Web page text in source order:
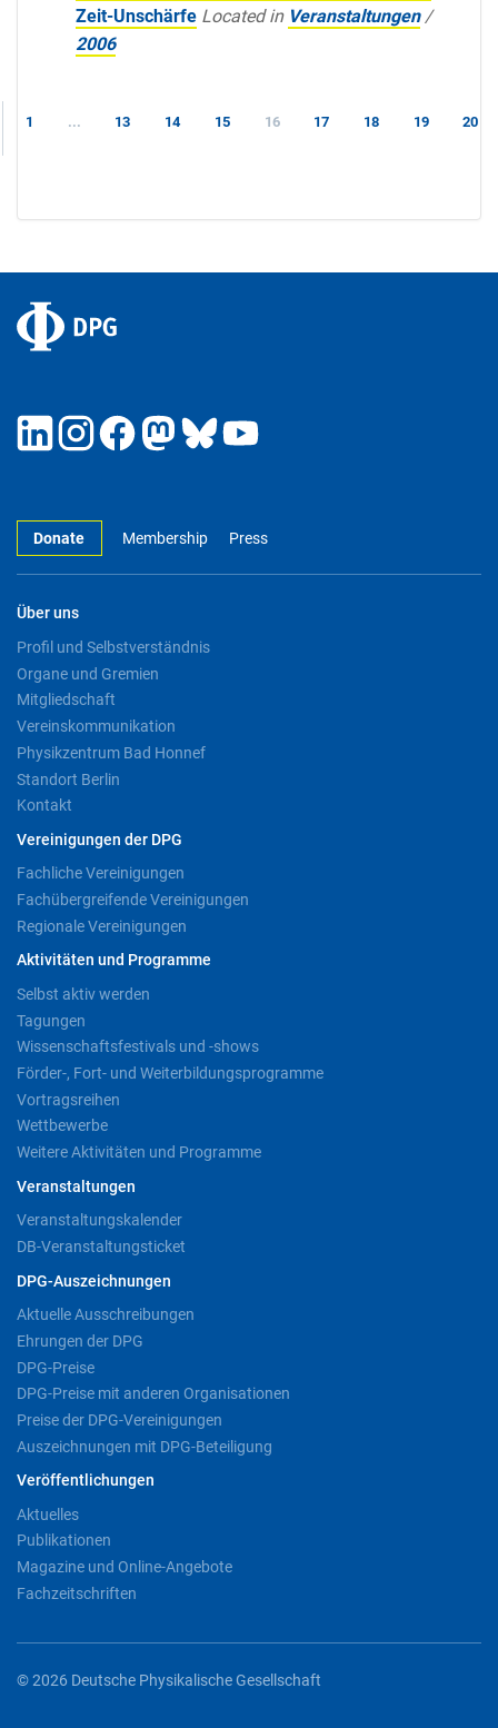
Zeit-Unschärfe Located in Veranstaltungen /
2006
1 ... 13 14 15 16 17 18 19 20
Donate Membership Press
Über uns
Profil und Selbstverständnis
Organe und Gremien
Mitgliedschaft
Vereinskommunikation
Physikzentrum Bad Honnef
Standort Berlin
Kontakt
Vereinigungen der DPG
Fachliche Vereinigungen
Fachübergreifende Vereinigungen
Regionale Vereinigungen
Aktivitäten und Programme
Selbst aktiv werden
Tagungen
Wissenschaftsfestivals und -shows
Förder-, Fort- und Weiterbildungsprogramme
Vortragsreihen
Wettbewerbe
Weitere Aktivitäten und Programme
Veranstaltungen
Veranstaltungskalender
DB-Veranstaltungsticket
DPG-Auszeichnungen
Aktuelle Ausschreibungen
Ehrungen der DPG
DPG-Preise
DPG-Preise mit anderen Organisationen
Preise der DPG-Vereinigungen
Auszeichnungen mit DPG-Beteiligung
Veröffentlichungen
Aktuelles
Publikationen
Magazine und Online-Angebote
Fachzeitschriften
© 2026 Deutsche Physikalische Gesellschaft